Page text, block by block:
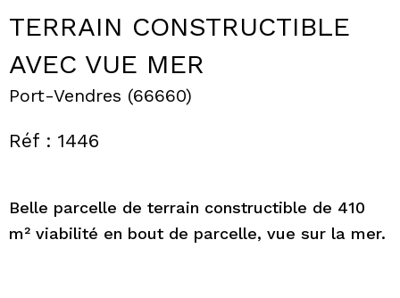
TERRAIN CONSTRUCTIBLE
AVEC VUE MER
Port-Vendres (66660)
Réf : 1446
Belle parcelle de terrain constructible de 410
m² viabilité en bout de parcelle, vue sur la mer.